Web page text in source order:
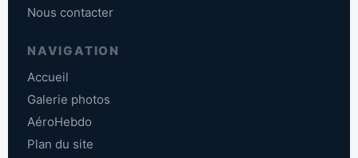
Nous contacter
NAVIGATION
Accueil
Galerie photos
AéroHebdo
Plan du site